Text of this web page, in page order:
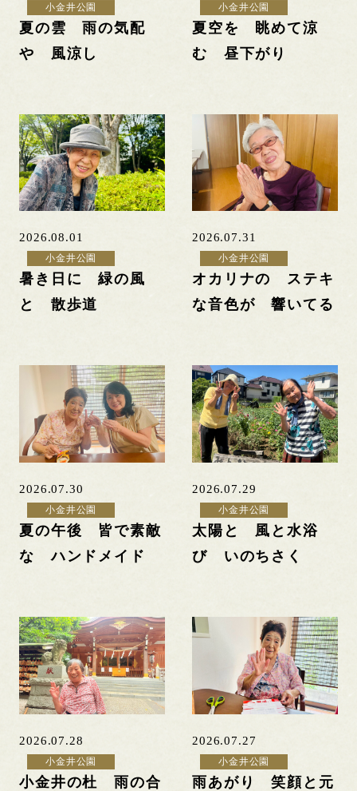
小金井公園
夏の雲 雨の気配
や 風涼し
小金井公園
夏空を 眺めて涼
む 昼下がり
2026.08.01
小金井公園
暑き日に 緑の風
と 散歩道
2026.07.31
小金井公園
オカリナの ステキ
な音色が 響いてる
2026.07.30
小金井公園
夏の午後 皆で素敵
な ハンドメイド
2026.07.29
小金井公園
太陽と 風と水浴
び いのちさく
2026.07.28
小金井公園
小金井の杜 雨の合
2026.07.27
小金井公園
雨あがり 笑顔と元